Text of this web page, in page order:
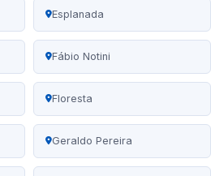
Esplanada
Fábio Notini
Floresta
Geraldo Pereira